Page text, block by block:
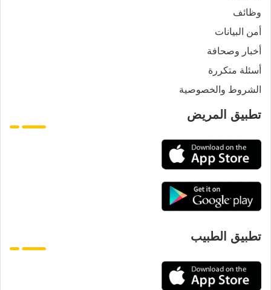
وظائف
أمن البيانات
أخبار وصحافة
أسئلة متكررة
الشروط والخصوصية
تطبيق المريض
تطبيق الطبيب